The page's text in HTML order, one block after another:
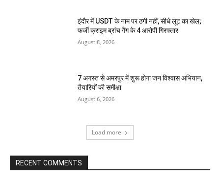
इंदौर में USDT के नाम पर ठगी नहीं, सीधे लूट का खेल;
फर्जी क्राइम ब्रांच गैंग के 4 आरोपी गिरफ्तार
August 8, 2026
7 अगस्त से अमरपुर में शुरू होगा जन विश्वास अभियान,
तैयारियों की समीक्षा
August 6, 2026
Load more
RECENT COMMENTS